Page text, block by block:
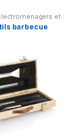
et
diversbarbecue